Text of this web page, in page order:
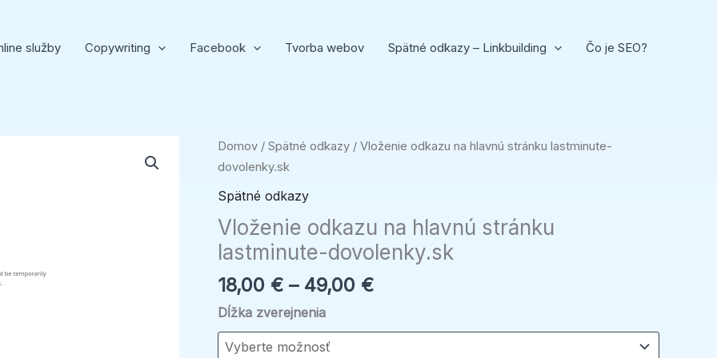
služby Copywriting Facebook Tvorba webov Spätné odkazy – Linkbuilding Čo je SEO?
Domov / Spätné odkazy / Vloženie odkazu na hlavnú stránku lastminute-
dovolenky.sk
Spätné odkazy
Vloženie odkazu na hlavnú stránku
lastminute-dovolenky.sk
18,00 € – 49,00 €
Price
49,00 €
Dĺžka zverejnenia
množstvo
Vloženie
odkazu
na
hlavnú
stránku
dovolenky.sk